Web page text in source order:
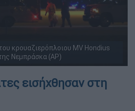
κρουαζιερόπλοιου MV Hondius
Νεμπράσκα (AP)
εισήχθησαν στη